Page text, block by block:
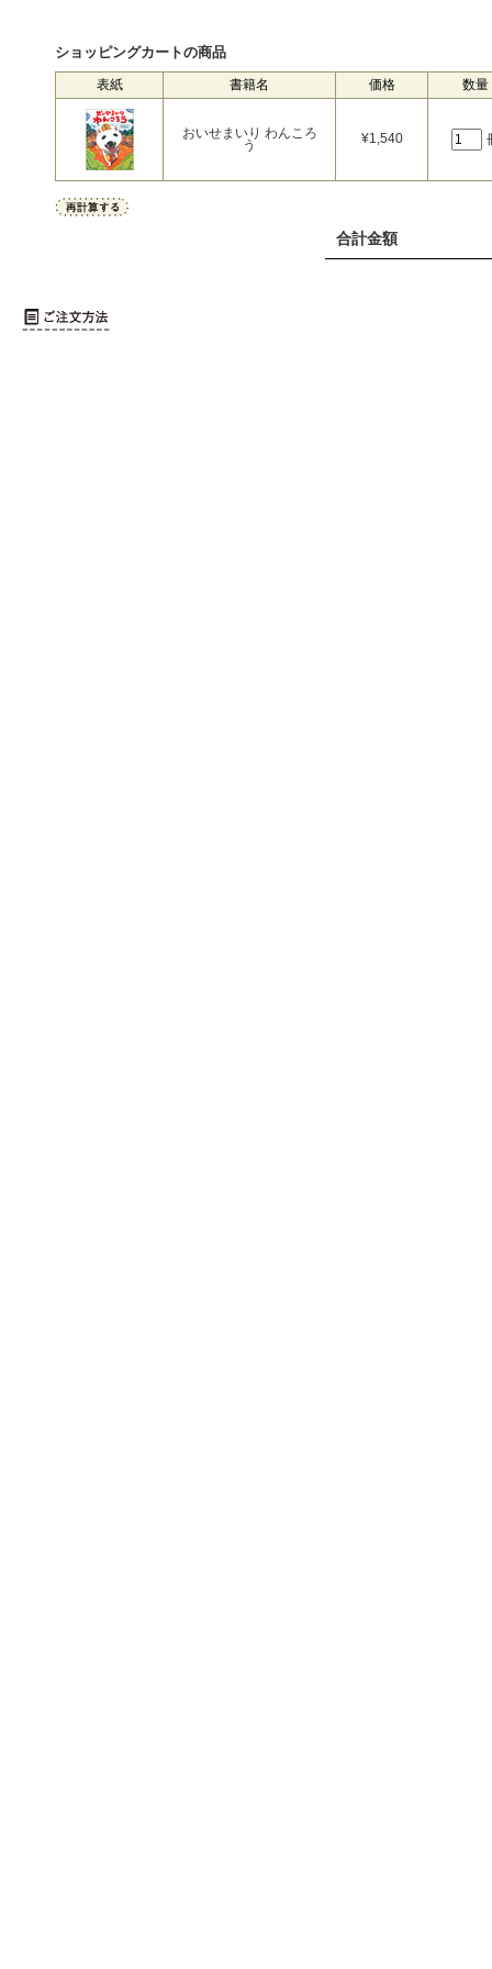
ショッピングカートの商品
表紙 書籍名 価格 数量
おいせまいり わんころ
う ¥1,540
合計金額